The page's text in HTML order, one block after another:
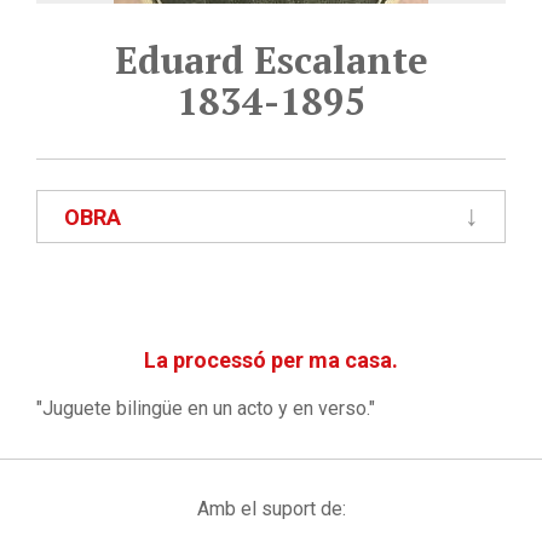
Eduard Escalante
1834-1895
OBRA
La processó per ma casa.
"Juguete bilingüe en un acto y en verso."
Amb el suport de: